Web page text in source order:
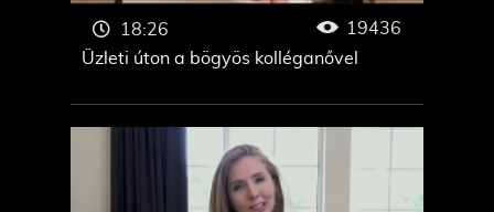
Üzleti úton a bögyös kolléganővel
18:26 19436